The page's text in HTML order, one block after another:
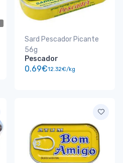
Sard Pescador Picante
56g
Pescador
0.69€12.32€/kg